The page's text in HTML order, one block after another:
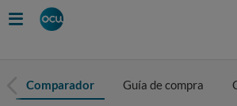
Comparador Guía de compra